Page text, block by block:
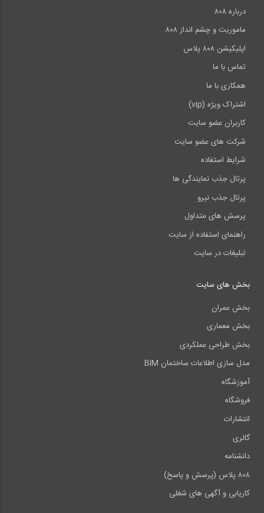
درباره ۸۰۸
ماموریت و چشم انداز ۸۰۸
اپلیکیشن ۸۰۸ پلاس
تماس با ما
همکاری با ما
اشتراک ویژه (vip)
کاربران عضو سایت
شرکت های عضو سایت
شرایط استفاده
پرتال جذب نمایندگی ها
پرتال جذب نیرو
پرسش های متداول
راهنمای استفاده از سایت
تبلیغات در سایت
بخش های سایت
بخش عمران
بخش معماری
بخش طراحی عملکردی
مدل سازی اطلاعات ساختمان BIM
آموزشگاه
فروشگاه
انتشارات
گالری
دانشنامه
۸۰۸ پلاس (پرسش و پاسخ)
کاریابی و آگهی های شغلی